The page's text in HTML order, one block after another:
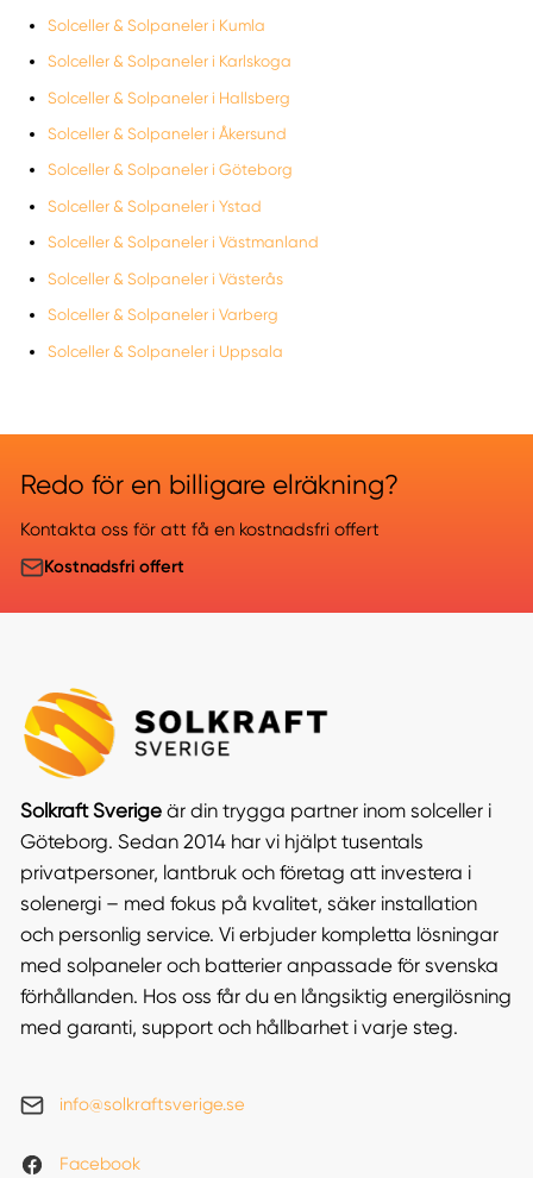
Solceller & Solpaneler i Kumla
Solceller & Solpaneler i Karlskoga
Solceller & Solpaneler i Hallsberg
Solceller & Solpaneler i Åkersund
Solceller & Solpaneler i Göteborg
Solceller & Solpaneler i Ystad
Solceller & Solpaneler i Västmanland
Solceller & Solpaneler i Västerås
Solceller & Solpaneler i Varberg
Solceller & Solpaneler i Uppsala
Redo för en billigare elräkning?
Kontakta oss för att få en kostnadsfri offert
Kostnadsfri offert
Solkraft Sverigeär din trygga partner inom solceller i
Göteborg. Sedan 2014 har vi hjälpt tusentals
privatpersoner, lantbruk och företag att investera i
solenergi – med fokus på kvalitet, säker installation
och personlig service. Vi erbjuder kompletta lösningar
med solpaneler och batterier anpassade för svenska
förhållanden. Hos oss får du en långsiktig energilösning
med garanti, support och hållbarhet i varje steg.
info@solkraftsverige.se
Facebook